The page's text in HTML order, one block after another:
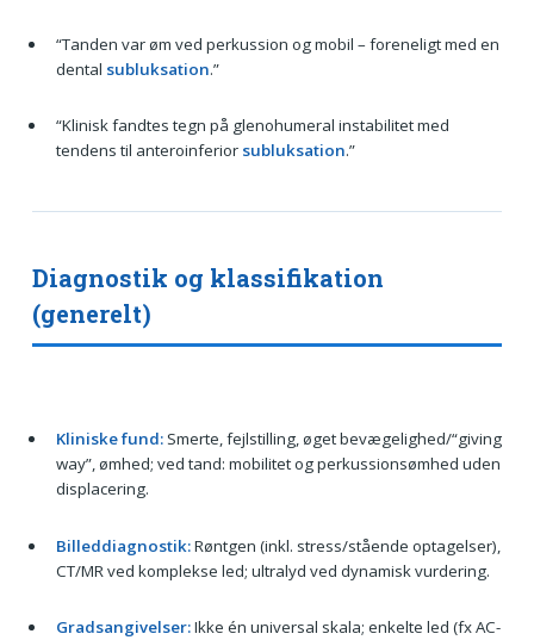
“Tanden var øm ved perkussion og mobil – foreneligt med en
dental subluksation.”
“Klinisk fandtes tegn på glenohumeral instabilitet med
tendens til anteroinferior subluksation.”
Diagnostik og klassifikation
(generelt)
Kliniske fund:Smerte, fejlstilling, øget bevægelighed/“giving
way”, ømhed; ved tand: mobilitet og perkussionsømhed uden
displacering.
Billeddiagnostik:Røntgen (inkl. stress/stående optagelser),
CT/MR ved komplekse led; ultralyd ved dynamisk vurdering.
Gradsangivelser:Ikke én universal skala; enkelte led (fx AC-